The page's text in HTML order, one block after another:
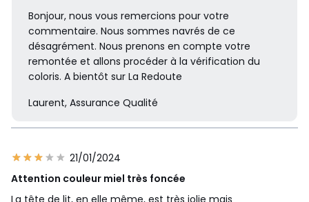
Bonjour, nous vous remercions pour votre
commentaire. Nous sommes navrés de ce
désagrément. Nous prenons en compte votre
remontée et allons procéder à la vérification du
coloris. A bientôt sur La Redoute
Laurent, Assurance Qualité
21/01/2024
Attention couleur miel très foncée